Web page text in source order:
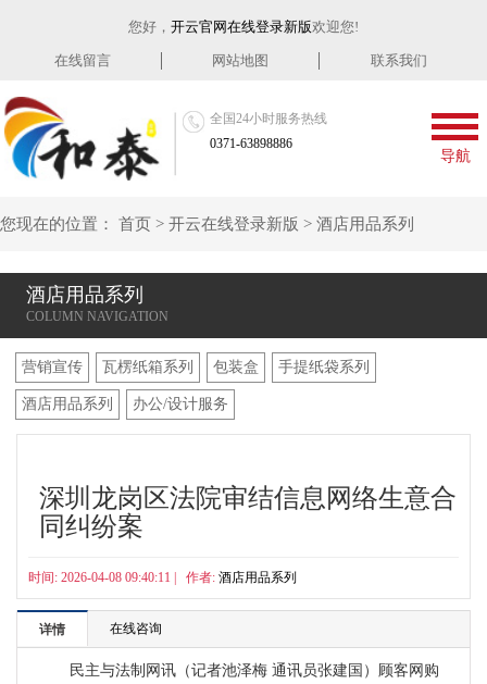
您好， 开云官网在线登录新版欢迎您!
在线留言 网站地图 联系我们
全国24小时服务热线
0371-63898886
导航
您现在的位置： 首页 > 开云在线登录新版 > 酒店用品系列
酒店用品系列
营销宣传 瓦楞纸箱系列 包装盒 手提纸袋系列
酒店用品系列 办公/设计服务
深圳龙岗区法院审结信息网络生意合
同纠纷案
时间: 2026-04-08 09:40:11 | 作者: 酒店用品系列
详情 在线咨询
民主与法制网讯（记者池泽梅 通讯员张建国）顾客网购